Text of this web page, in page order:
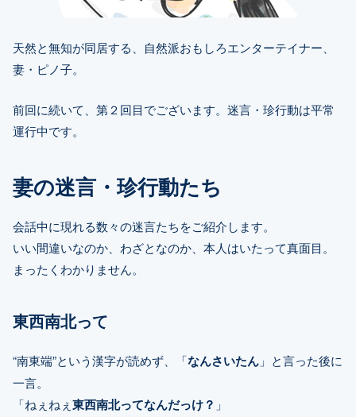
天然と無知が同居する、自然派おもしろエンターテイナー、
妻・ピノ子。
前回に続いて、第２回目でございます。迷言・珍行動は平常
運行中です。
妻の迷言・珍行動たち
会話中に現れる数々の迷言たちをご紹介します。
いい間違いなのか、わざとなのか、本人はいたって真面目。
まったくわかりません。
東西南北って
“南東端”という漢字が読めず、「なんさいたん 」と言った後に
一言。
「ねぇねぇ 東西南北ってなんだっけ？ 」